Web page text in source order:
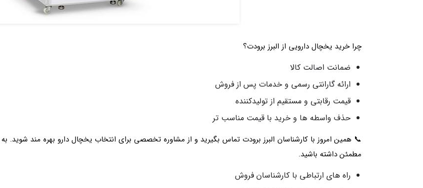
چرا خرید یخچال دارویی از البرز برودت؟
ضمانت اصالت کالا
ارائه گارانتی رسمی و خدمات پس از فروش
قیمت رقابتی و مستقیم از تولیدکننده
حذف واسطه‌ ها و خرید با قیمت مناسب‌ تر
📞 همین امروز با کارشناسان البرز برودت تماس بگیرید و از مشاوره تخصصی برای انتخاب یخچال دارو بهره‌ مند
مطمئن داشته باشید.
راه‌ های ارتباطی با کارشناسان فروش